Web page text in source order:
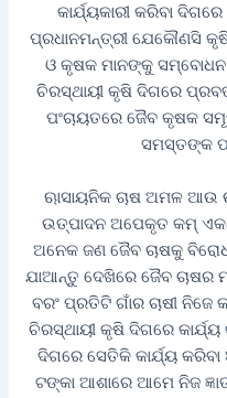
କାର୍ଯ୍ୟକାରୀ କରିବା
ପ୍ରଧାନମନ୍ତ୍ରୀ ଯେକୌଣସି
ଓ କୃଷକ ମାନଙ୍କୁ ସମ୍ବୋଧନ
ଚିରସ୍ଥାୟୀ କୃଷି ଦିଗରେ
ପଂଚାୟତରେ ଜୈବ କୃଷକ
ସମସ୍ତଙ୍କ
ଋାସାୟନିକ ଚାଷ ଅମଳ ଆଉ
ଉତ୍ପାଦନ ଅପେକୃତ କମ୍‌
ଅନେକ ଜଣ ଜୈବ ଚାଷକୁ
ଯାଆନ୍ତୁ ଦେଖିରେ ଜୈବ
ବରଂ ପ୍ରତିଟି ଗାଁର ଚାଷୀ ନିଜେ
ଚିରସ୍ଥାୟୀ କୃଷି ଦିଗରେ
ଦିଗରେ ସେତିକି କାର୍ଯ୍ୟ
ଟଙ୍କା ଆଶାରେ ଆମେ ନିଜ